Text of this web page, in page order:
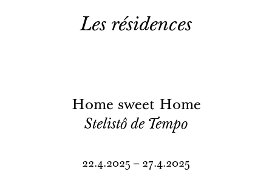
Les résidences
Home sweet Home
Stelistô de Tempo
22.4.2025 – 27.4.2025